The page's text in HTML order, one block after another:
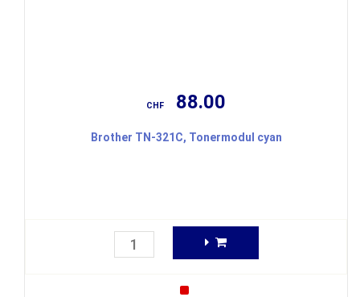
CHF 88.00
Brother TN-321C, Tonermodul cyan